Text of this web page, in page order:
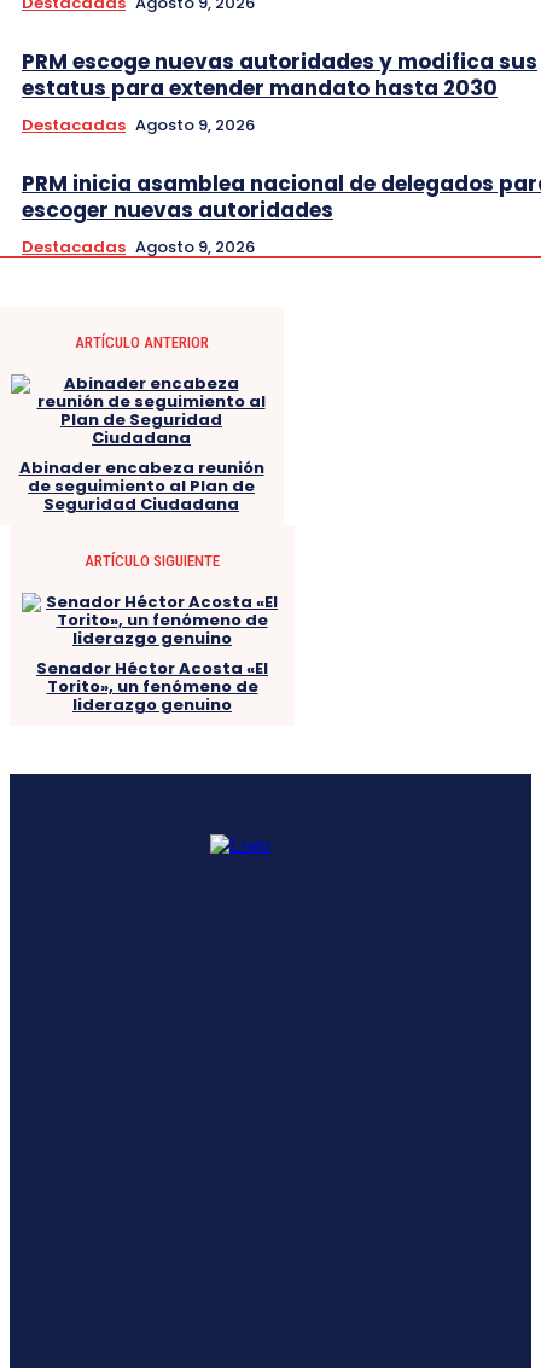
PRM escoge nuevas autoridades y modifica sus
estatus para extender mandato hasta 2030
Destacadas Agosto 9, 2026
PRM inicia asamblea nacional de delegados
escoger nuevas autoridades
Destacadas Agosto 9, 2026
ARTÍCULO ANTERIOR
Abinader encabeza reunión
de seguimiento al Plan de
Seguridad Ciudadana
ARTÍCULO SIGUIENTE
Senador Héctor Acosta «El
Torito», un fenómeno de
liderazgo genuino